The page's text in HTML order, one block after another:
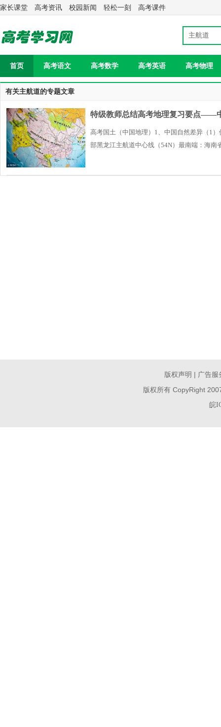
家长课堂 高考资讯 校园新闻 轻松一刻 高考课件
首页 高考语文 高考数学 高考英语 高考物理
有关主航道的专题文章
特级教师总结高考地理复习要点——
高考国土（中国地理）1、中国自然差异（1
部黑龙江主航道中心线（54N）最南端：海
版权声明 | 广告服
版权所有 CopyRight
皖